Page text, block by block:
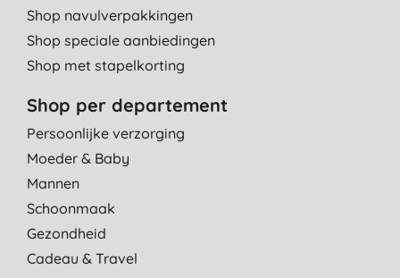
Shop navulverpakkingen
Shop speciale aanbiedingen
Shop met stapelkorting
Shop per departement
Persoonlijke verzorging
Moeder & Baby
Mannen
Schoonmaak
Gezondheid
Cadeau & Travel